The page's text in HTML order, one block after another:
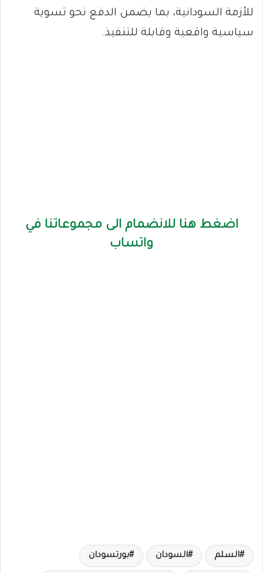
للأزمة السودانية، بما يضمن الدفع نحو تسوية
سياسية واقعية وقابلة للتنفيذ.
اضغط هنا للانضمام الى مجموعاتنا في
واتساب
السلم السودان بورتسودان